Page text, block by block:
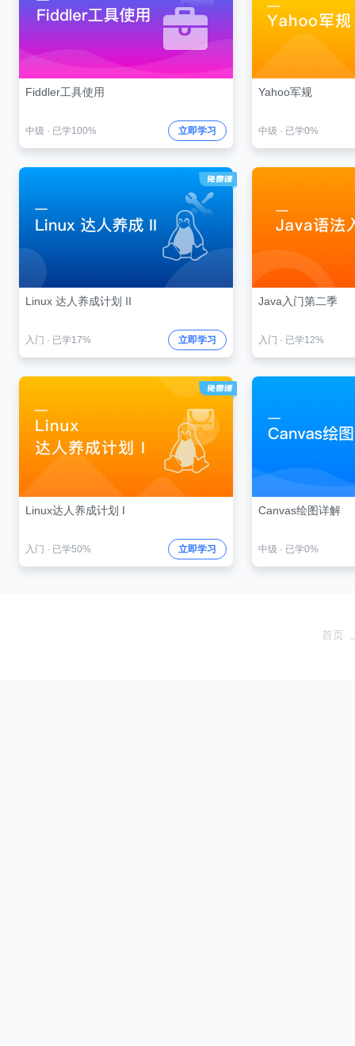
Fiddler工具使用
中级 · 已学100% 立即学习
Yahoo军规
中级 · 已学0%
Linux 达人养成计划 II
入门 · 已学17% 立即学习
Java入门第二季
入门 · 已学12%
Linux达人养成计划 I
入门 · 已学50% 立即学习
Canvas绘图详解
中级 · 已学0%
首页